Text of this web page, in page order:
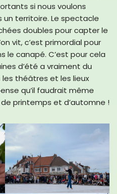
si nous voulons
territoire. Le spectacle
doubles pour capter le
vit, c’est primordial pour
le canapé. C’est pour cela
d’été a vraiment du
théâtres et les lieux
qu’il faudrait même
de printemps et d’automne !